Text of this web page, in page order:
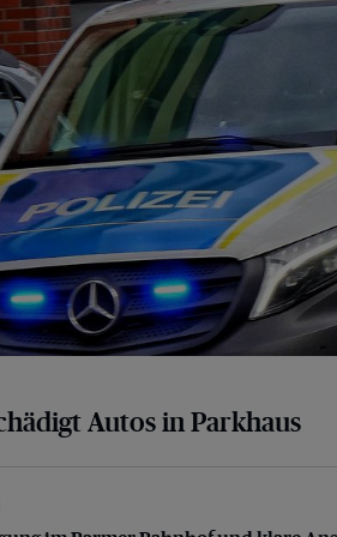
Autos in Parkhaus
im Barmer Bahnhof und klare